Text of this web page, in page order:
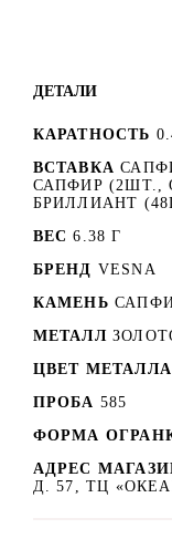
ДЕТАЛИ
КАРАТНОСТЬ
ВСТАВКА
САПФИР (2ШТ.,
БРИЛЛИАНТ
ВЕС 6.38 Г
БРЕНД VESNA
КАМЕНЬ
МЕТАЛЛ
ЦВЕТ МЕТАЛЛА
ПРОБА 585
ФОРМА
АДРЕС
Д. 57, ТЦ